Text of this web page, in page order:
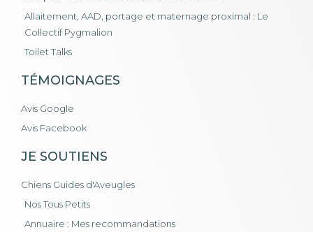
Allaitement, AAD, portage et maternage proximal : Le
Collectif Pygmalion
Toilet Talks
TÉMOIGNAGES
Avis Google
Avis Facebook
JE SOUTIENS
Chiens Guides d'Aveugles
Nos Tous Petits
Annuaire : Mes recommandations